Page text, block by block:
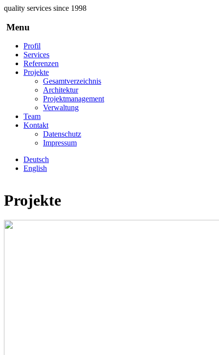
Direkt zum Inhalt
quality services since 1998
Menu
Profil
Services
Referenzen
Projekte
Gesamtverzeichnis
Architektur
Projektmanagement
Verwaltung
Team
Kontakt
Datenschutz
Impressum
Deutsch
English
Projekte